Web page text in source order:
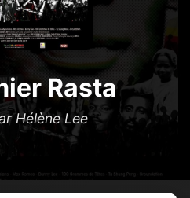
Rasta
Hélène Lee